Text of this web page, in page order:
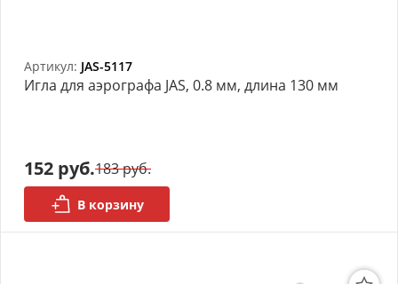
Артикул: JAS-5117
Игла для аэрографа JAS, 0.8 мм, длина 130 мм
152 руб.183 руб.
В корзину